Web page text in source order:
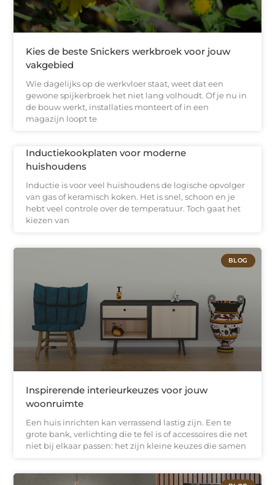
Kies de beste Snickers werkbroek voor jouw
vakgebied
Wie dagelijks op de werkvloer staat, weet dat een
gewone spijkerbroek het niet lang volhoudt. Of je nu in
de bouw werkt, installaties monteert of in een
magazijn loopt te
Inductiekookplaten voor moderne
huishoudens
Inductie is voor veel huishoudens de logische opvolger
van gas of keramisch koken. Het is snel, schoon en je
hebt veel controle over de temperatuur. Toch gaat het
kiezen van
BLOG
Inspirerende interieurkeuzes voor jouw
woonruimte
Een huis inrichten kan verrassend lastig zijn. Een te
grote bank, verlichting die te fel is of accessoires die net
niet bij elkaar passen: het zijn kleine keuzes die samen